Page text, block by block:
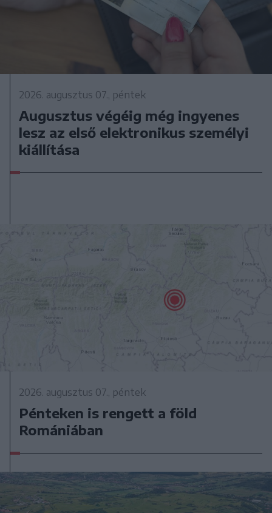
2026. augusztus 07., péntek
Augusztus végéig még ingyenes
lesz az első elektronikus személyi
kiállítása
2026. augusztus 07., péntek
Pénteken is rengett a föld
Romániában